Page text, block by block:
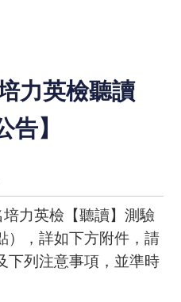
力英檢聽讀
告】
培力英檢【聽讀】測驗
），詳如下方附件，請
下列注意事項，並準時